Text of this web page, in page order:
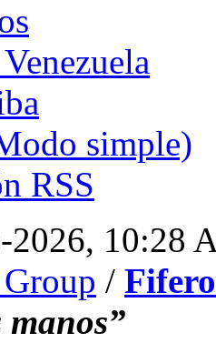
simple)
RSS
2026, 10:28
/